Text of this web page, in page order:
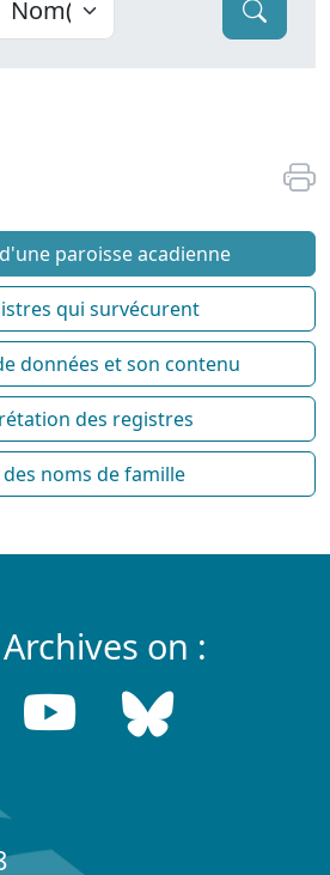
paroisse acadienne
qui survécurent
données et son contenu
des registres
noms de famille
on :